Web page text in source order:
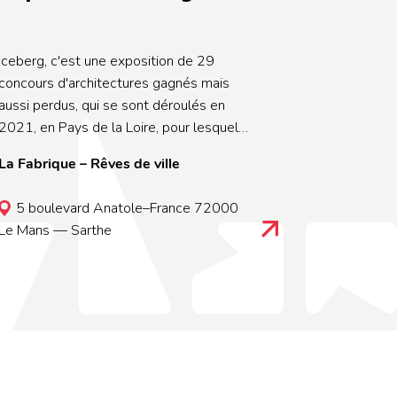
magazine d'architecture français,
l'association 1, 2, 3 Architecte et avec le
soutien du Ministère de la Culture, du
Conseil national de l’Ordre des
l’architecture et de la Fédération
Iceberg, c'est une exposition de 29
concours d'architectures gagnés mais
aussi perdus, qui se sont déroulés en
2021, en Pays de la Loire, pour lesquel
envoyer un juré de concours. Cette
de la qualité architecturale lors des
procédures de concours.
La Fabrique – Rêves de ville
5 boulevard Anatole–France 72000
Le Mans — Sarthe